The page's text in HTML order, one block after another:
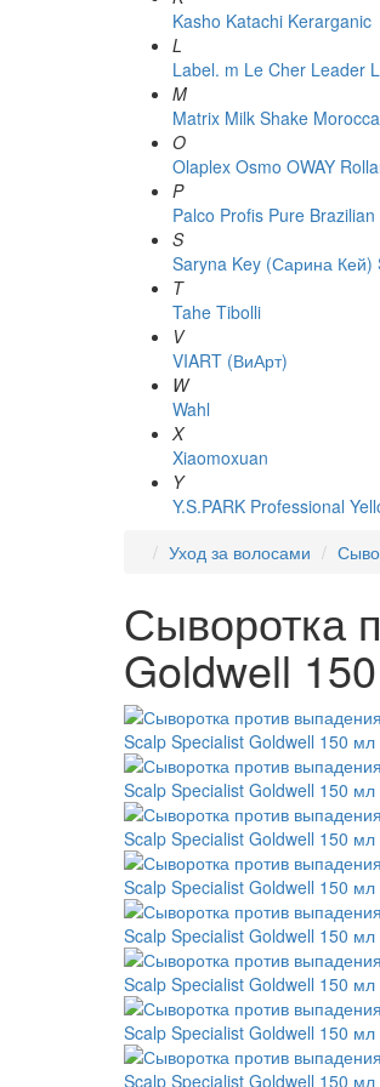
Kasho Katachi Kerarganic
L
Label. m Le Cher Leader
M
Matrix Milk Shake
O
Olaplex Osmo OWAY
P
Palco Profis Pure Brazilian
S
Saryna Key (Сарина Кей)
T
Tahe Tibolli
V
VIART (ВиАрт)
W
Wahl
X
Xiaomoxuan
Y
Y.S.PARK Professional
Уход за волосами
Сыворотка
Goldwell